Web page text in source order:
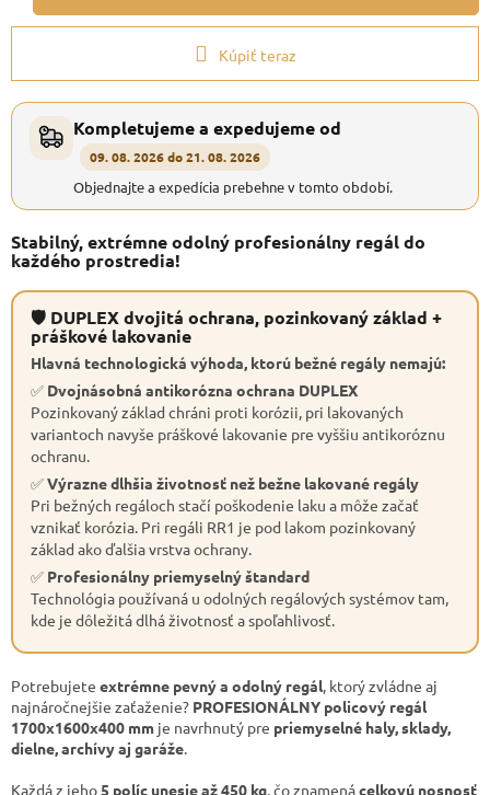
Kúpiť teraz
Kompletujeme a expedujeme od
09. 08. 2026 do 21. 08. 2026
Objednajte a expedícia prebehne v tomto období.
Stabilný, extrémne odolný profesionálny regál do
každého prostredia!
🛡 DUPLEX dvojitá ochrana, pozinkovaný základ +
práškové lakovanie
Hlavná technologická výhoda, ktorú bežné regály nemajú:
✅ Dvojnásobná antikorózna ochrana DUPLEX
Pozinkovaný základ chráni proti korózii, pri lakovaných
variantoch navyše práškové lakovanie pre vyššiu antikoróznu
ochranu.
✅Výrazne dlhšia životnosť než bežne lakované regály
Pri bežných regáloch stačí poškodenie laku a môže začať
vznikať korózia. Pri regáli RR1 je pod lakom pozinkovaný
základ ako ďalšia vrstva ochrany.
✅ Profesionálny priemyselný štandard
Technológia používaná u odolných regálových systémov tam,
kde je dôležitá dlhá životnosť a spoľahlivosť.
Potrebujete extrémne pevný a odolný regál , ktorý zvládne aj
najnáročnejšie zaťaženie? PROFESIONÁLNY policový regál
1700x1600x400 mm je navrhnutý pre priemyselné haly, sklady,
dielne, archívy aj garáže
Každá z jeho 5 políc unesie až 450 kg , čo znamenácelkovú nosnosť